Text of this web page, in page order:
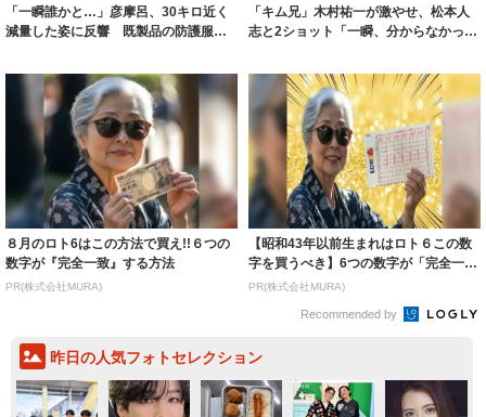
「一瞬誰かと…」彦摩呂、30キロ近く
減量した姿に反響 既製品の防護服が
「キム兄」木村祐一が激やせ、松本人
志と2ショット「一瞬、分からなかった
８月のロト6はこの方法で買え!!６つの
数字が『完全一致』する方法
PR(株式会社MURA)
【昭和43年以前生まれはロト６この数
字を買うべき】6つの数字が「完全一
致」する方...
PR(株式会社MURA)
Recommended by
昨日の人気フォトセレクション